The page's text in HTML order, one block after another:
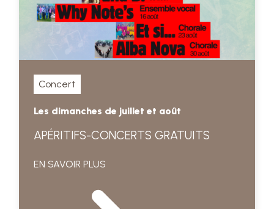
Concert
Les dimanches de juillet et août
APÉRITIFS-CONCERTS GRATUITS
EN SAVOIR PLUS